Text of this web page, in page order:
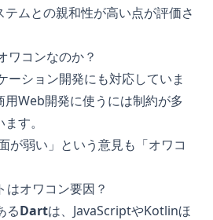
ムとの親和性が高い点が評価さ
ワコンなのか？
ション開発にも対応していま
Web開発に使うには制約が多
す。
が弱い」という意見も「オワコ
オワコン要因？
るDartは、JavaScriptやKotlinほ